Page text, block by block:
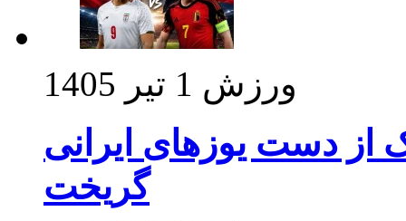
ورزش 1 تیر 1405
از دست یوزهای ایرانی
گریخت